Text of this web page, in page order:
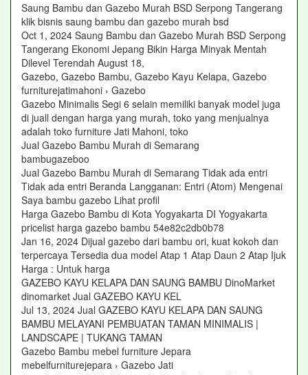
Saung Bambu dan Gazebo Murah BSD Serpong Tangerang
klik bisnis saung bambu dan gazebo murah bsd
Oct 1, 2024 Saung Bambu dan Gazebo Murah BSD Serpong
Tangerang Ekonomi Jepang Bikin Harga Minyak Mentah
Dilevel Terendah August 18,
Gazebo, Gazebo Bambu, Gazebo Kayu Kelapa, Gazebo
furniturejatimahoni › Gazebo
Gazebo Minimalis Segi 6 selain memiliki banyak model juga
di juall dengan harga yang murah, toko yang menjualnya
adalah toko furniture Jati Mahoni, toko
Jual Gazebo Bambu Murah di Semarang
bambugazeboo
Jual Gazebo Bambu Murah di Semarang Tidak ada entri
Tidak ada entri Beranda Langganan: Entri (Atom) Mengenai
Saya bambu gazebo Lihat profil
Harga Gazebo Bambu di Kota Yogyakarta DI Yogyakarta
pricelist harga gazebo bambu 54e82c2db0b78
Jan 16, 2024 Dijual gazebo dari bambu ori, kuat kokoh dan
terpercaya Tersedia dua model Atap 1 Atap Daun 2 Atap Ijuk
Harga : Untuk harga
GAZEBO KAYU KELAPA DAN SAUNG BAMBU DinoMarket
dinomarket Jual GAZEBO KAYU KEL
Jul 13, 2024 Jual GAZEBO KAYU KELAPA DAN SAUNG
BAMBU MELAYANI PEMBUATAN TAMAN MINIMALIS |
LANDSCAPE | TUKANG TAMAN
Gazebo Bambu mebel furniture Jepara
mebelfurniturejepara › Gazebo Jati